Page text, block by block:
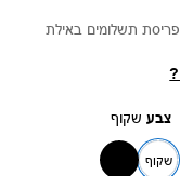
פריסת תשלומים באילת
?
צבע שקוף
שקוף